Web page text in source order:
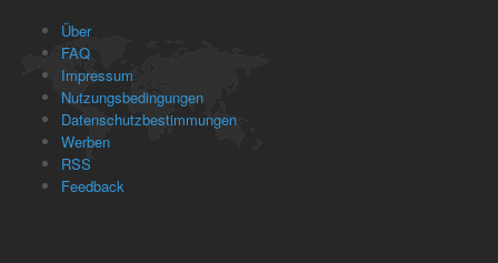
Über
FAQ
Impressum
Nutzungsbedingungen
Datenschutzbestimmungen
Werben
RSS
Feedback